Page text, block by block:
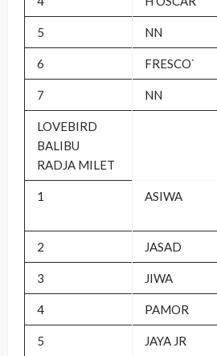
5 NN
6 FRESCO`
7 NN
LOVEBIRD
BALIBU
RADJA MILET
1 ASIWA
2 JASAD
3 JIWA
4 PAMOR
5 JAYA JR